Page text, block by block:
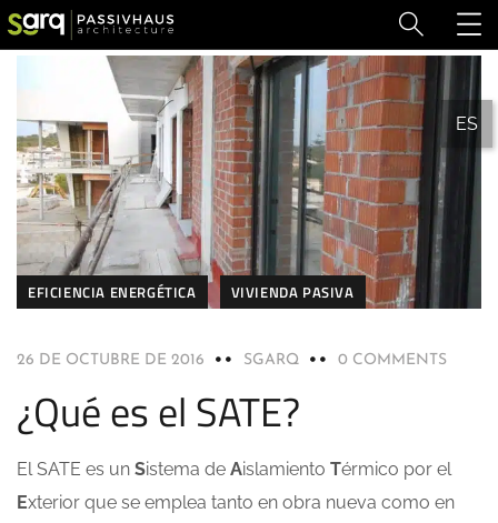
EFICIENCIA ENERGÉTICA VIVIENDA PASIVA
26 DE OCTUBRE DE 2016 SGARQ 0 COMMENTS
¿Qué es el SATE?
El SATE es un Sistema de Aislamiento Térmico por el
Exterior que se emplea tanto en obra nueva como en
ES